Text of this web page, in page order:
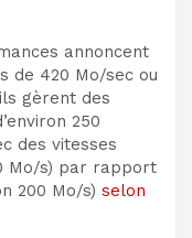
annoncent
de 420 Mo/sec ou
gèrent des
250
des vitesses
Mo/s) par rapport
200 Mo/s) selon